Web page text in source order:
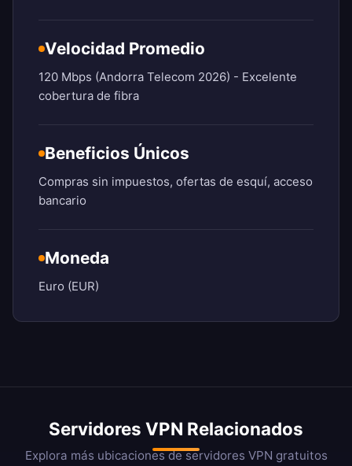
Velocidad Promedio
120 Mbps (Andorra Telecom 2026) - Excelente
cobertura de fibra
Beneficios Únicos
Compras sin impuestos, ofertas de esquí, acceso
bancario
Moneda
Euro (EUR)
Servidores VPN Relacionados
Explora más ubicaciones de servidores VPN gratuitos